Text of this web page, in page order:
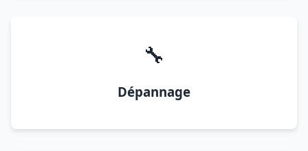
🔧
Dépannage